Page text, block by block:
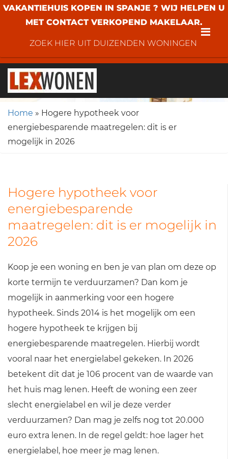
VAKANTIEHUIS KOPEN IN SPANJE ? WIJ HELPEN U
MET CONTACT VERKOPEND MAKELAAR.
ZOEK HIER UIT DUIZENDEN WONINGEN
Home » Hogere hypotheek voor
energiebesparende maatregelen: dit is er
mogelijk in 2026
Hogere hypotheek voor
energiebesparende
maatregelen: dit is er mogelijk in
2026
Koop je een woning en ben je van plan om deze op
korte termijn te verduurzamen? Dan kom je
mogelijk in aanmerking voor een hogere
hypotheek. Sinds 2014 is het mogelijk om een
hogere hypotheek te krijgen bij
energiebesparende maatregelen. Hierbij wordt
vooral naar het energielabel gekeken. In 2026
betekent dit dat je 106 procent van de waarde van
het huis mag lenen. Heeft de woning een zeer
slecht energielabel en wil je deze verder
verduurzamen? Dan mag je zelfs nog tot 20.000
euro extra lenen. In de regel geldt: hoe lager het
energielabel, hoe meer je mag lenen.